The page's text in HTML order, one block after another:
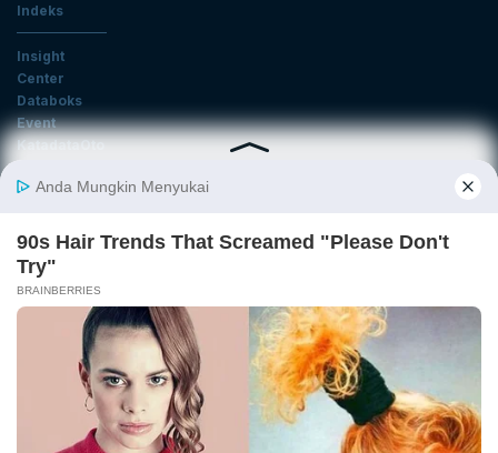
Indeks
Insight
Center
Databoks
Event
KatadataOto
Email
Daftar
Tentang Katadata Advertising Karier
Pedoman Media Siber
Kebijakan Privasi
Disclaimer
Hubungi Kami
©2026 Katadata. Hak cipta dilindungi Undang-undang.